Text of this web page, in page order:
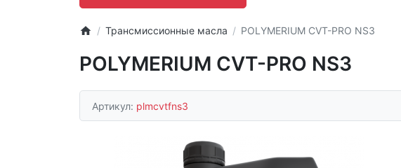
Трансмиссионные масла POLYMERIUM CVT-PRO NS3
POLYMERIUM CVT-PRO NS3
Артикул: plmcvtfns3